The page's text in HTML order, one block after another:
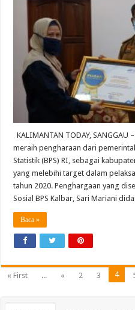
KALIMANTAN TODAY,
meraih pengharaan dari
Statistik (BPS) RI, sebagai
yang melebihi target dalam
tahun 2020. Penghargaan yang
Sosial BPS Kalbar, Sari Mariani
Baca »
« First ... « 2 3 4